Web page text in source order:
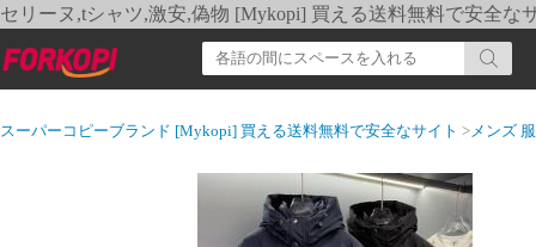
セリーヌ,tシャツ,激安,偽物 [Mykopi] 買える送料無料で安全な
スーパーコピーブランド [Mykopi] 買える送料無料で安全なサイト >メンズ 服